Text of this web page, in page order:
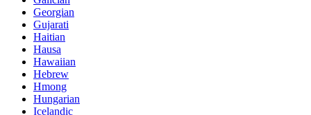
Georgian
Gujarati
Haitian
Hausa
Hawaiian
Hebrew
Hmong
Hungarian
Icelandic